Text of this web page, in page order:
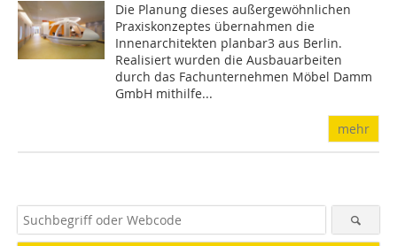
Die Planung dieses außergewöhnlichen
Praxiskonzeptes übernahmen die
Innenarchitekten planbar3 aus Berlin.
Realisiert wurden die Ausbauarbeiten
durch das Fachunternehmen Möbel Damm
GmbH mithilfe...
mehr